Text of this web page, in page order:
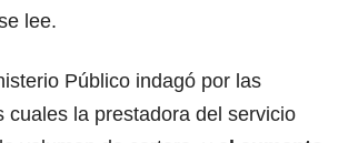
lee.
Público indagó por las
cuales la prestadora del servicio